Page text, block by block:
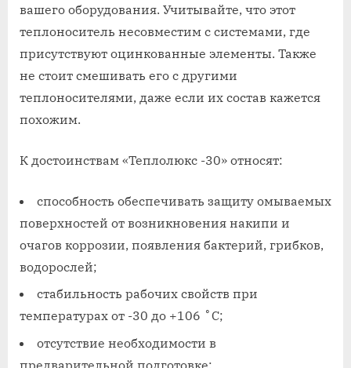
вашего оборудования. Учитывайте, что этот
теплоноситель несовместим с системами, где
присутствуют оцинкованные элементы. Также
не стоит смешивать его с другими
теплоносителями, даже если их состав кажется
похожим.
К достоинствам «Теплолюкс -30» относят:
способность обеспечивать защиту омываемых
поверхностей от возникновения накипи и
очагов коррозии, появления бактерий, грибков,
водорослей;
стабильность рабочих свойств при
температурах от -30 до +106 ˚С;
отсутствие необходимости в
предварительной подготовке;